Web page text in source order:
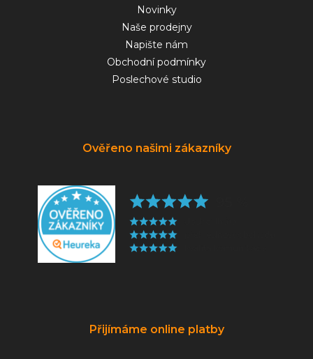
Novinky
Naše prodejny
Napište nám
Obchodní podmínky
Poslechové studio
Ověřeno našimi zákazníky
Přijímáme online platby